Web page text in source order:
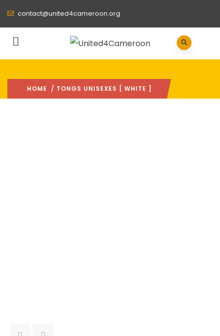
contact@united4cameroon.org
HOME / TONGS UNISEXES [ WHITE ]